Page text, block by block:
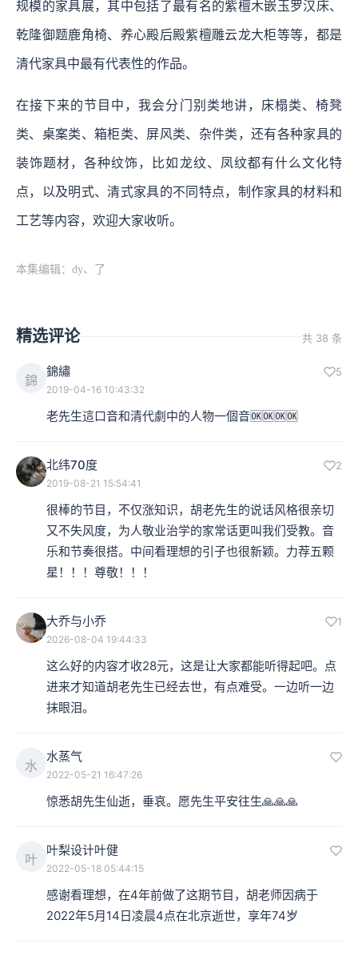
规模的家具展，其中包括了最有名的紫檀木嵌玉罗汉床、
乾隆御题鹿角椅、养心殿后殿紫檀雕云龙大柜等等，都是
清代家具中最有代表性的作品。
在接下来的节目中，我会分门别类地讲，床榻类、椅凳
类、桌案类、箱柜类、屏风类、杂件类，还有各种家具的
装饰题材，各种纹饰，比如龙纹、凤纹都有什么文化特
点，以及明式、清式家具的不同特点，制作家具的材料和
工艺等内容，欢迎大家收听。
本集编辑：dy、了
精选评论 共 38 条
錦
錦繡 5
2019-04-16 10:43:32
老先生這口音和清代劇中的人物一個音🆗🆗🆗🆗
北纬70度 2
2019-08-21 15:54:41
很棒的节目，不仅涨知识，胡老先生的说话风格很亲切
又不失风度，为人敬业治学的家常话更叫我们受教。音
乐和节奏很搭。中间看理想的引子也很新颖。力荐五颗
星！！！尊敬！！！
大乔与小乔 1
2026-08-04 19:44:33
这么好的内容才收28元，这是让大家都能听得起吧。点
进来才知道胡老先生已经去世，有点难受。一边听一边
抹眼泪。
水
水蒸气
2022-05-21 16:47:26
惊悉胡先生仙逝，垂哀。愿先生平安往生🙏🙏🙏
叶
叶梨设计叶健
2022-05-18 05:44:15
感谢看理想，在4年前做了这期节目，胡老师因病于
2022年5月14日凌晨4点在北京逝世，享年74岁